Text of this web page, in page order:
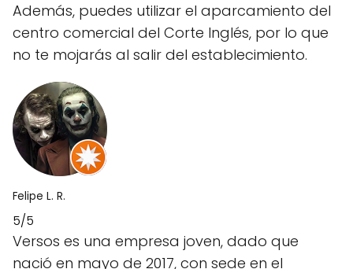
Además, puedes utilizar el aparcamiento del
centro comercial del Corte Inglés, por lo que
no te mojarás al salir del establecimiento.
Felipe L. R.
5/5
Versos es una empresa joven, dado que
nació en mayo de 2017, con sede en el